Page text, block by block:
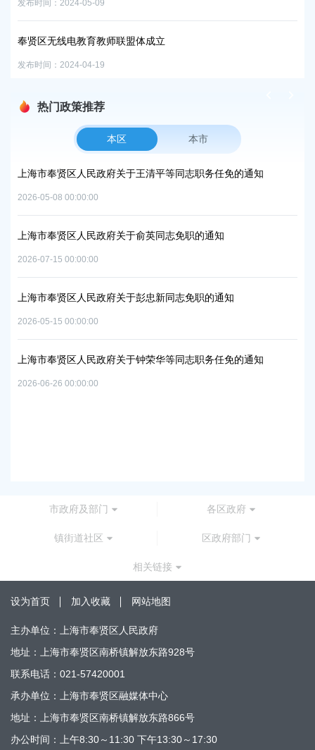
第九届学生活动节微视频创作活动获奖名单来了！点击查看→
热门政策推荐
本区 本市
平等同志职务任免的通知
同志免职的通知
新同志免职的通知
华等同志职务任免的通知
上海市奉贤区人民政府关于公布奉
上海市奉贤区人民政府办公室关于
2026-06-09 00:00:00
2026-07-10 00:00:00
市政府及部门 各区政府
镇街道社区 区政府部门
相关链接
设为首页 加入收藏 网站地图
主办单位：上海市奉贤区人民政府
地址：上海市奉贤区南桥镇解放东路928号
联系电话：021-57420001
承办单位：上海市奉贤区融媒体中心
地址：上海市奉贤区南桥镇解放东路866号
办公时间：上午8:30～11:30 下午13:30～17:30